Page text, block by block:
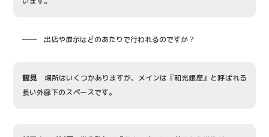
── 出店や展示はどのあたりで行われるのですか？
鶴見 場所はいくつかありますが、メインは『和光銀座』と呼ばれる
長い外廊下のスペースです。